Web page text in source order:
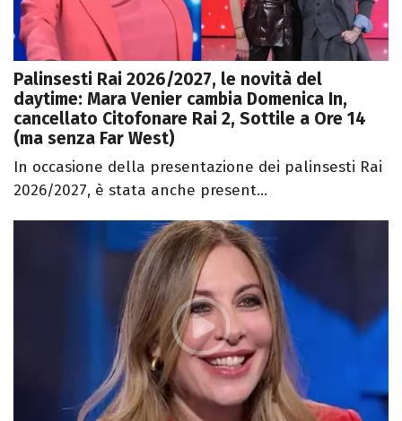
Palinsesti Rai 2026/2027, le novità del
daytime: Mara Venier cambia Domenica In,
cancellato Citofonare Rai 2, Sottile a Ore 14
(ma senza Far West)
In occasione della presentazione dei palinsesti Rai
2026/2027, è stata anche present...